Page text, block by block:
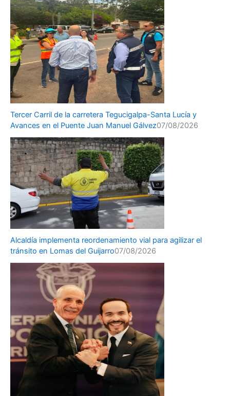
Tercer Carril de la carretera Tegucigalpa-Santa Lucía y
Avances en el Puente Juan Manuel Gálvez07/08/2026
Alcaldía implementa reordenamiento vial para agilizar el
tránsito en Lomas del Guijarro07/08/2026